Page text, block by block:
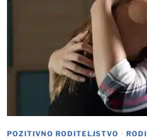
POZITIVNO RODITELJSTVO ·